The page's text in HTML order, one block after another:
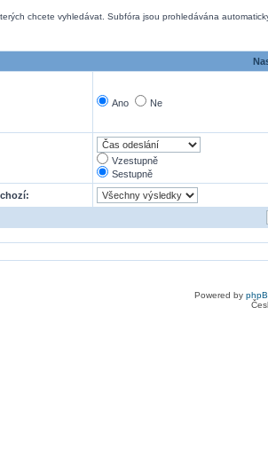
chcete vyhledávat. Subfóra jsou prohledávána
Ano Ne
Vzestupně
Sestupně
Powered by